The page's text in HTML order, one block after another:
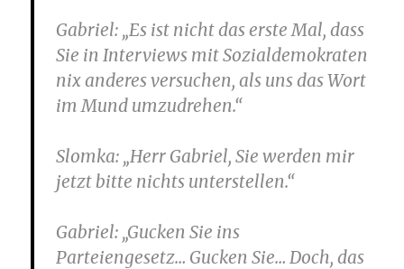
Gabriel: „Es ist nicht das erste Mal, dass
Sie in Interviews mit Sozialdemokraten
nix anderes versuchen, als uns das Wort
im Mund umzudrehen.“
Slomka: „Herr Gabriel, Sie werden mir
jetzt bitte nichts unterstellen.“
Gabriel: „Gucken Sie ins
Parteiengesetz… Gucken Sie… Doch, das